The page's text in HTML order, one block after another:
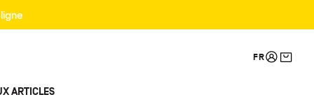
ARTICLES